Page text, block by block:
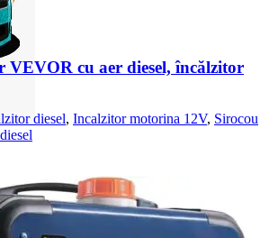
cu aer diesel, încălzitor
diesel, Incalzitor motorina 12V, Sirocou